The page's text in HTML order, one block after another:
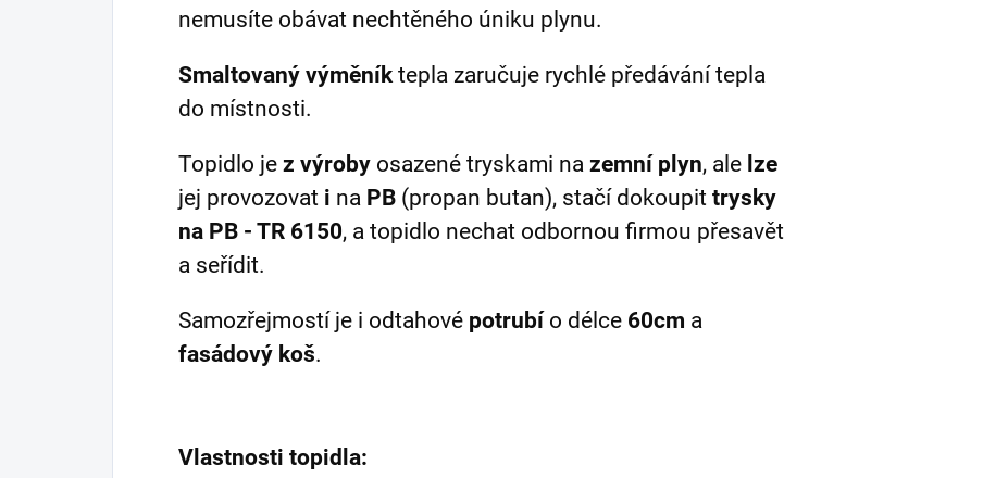
nemusíte obávat nechtěného úniku plynu.
Smaltovaný výměník tepla zaručuje rychlé předávání tepla
do místnosti.
Topidlo je z výroby osazené tryskami na zemní plyn, ale lze
jej provozovat i na PB (propan butan), stačí dokoupit trysky
na PB - TR 6150, a topidlo nechat odbornou firmou přesavět
a seřídit.
Samozřejmostí je i odtahové potrubí o délce 60cm a
fasádový koš.
Vlastnosti topidla: